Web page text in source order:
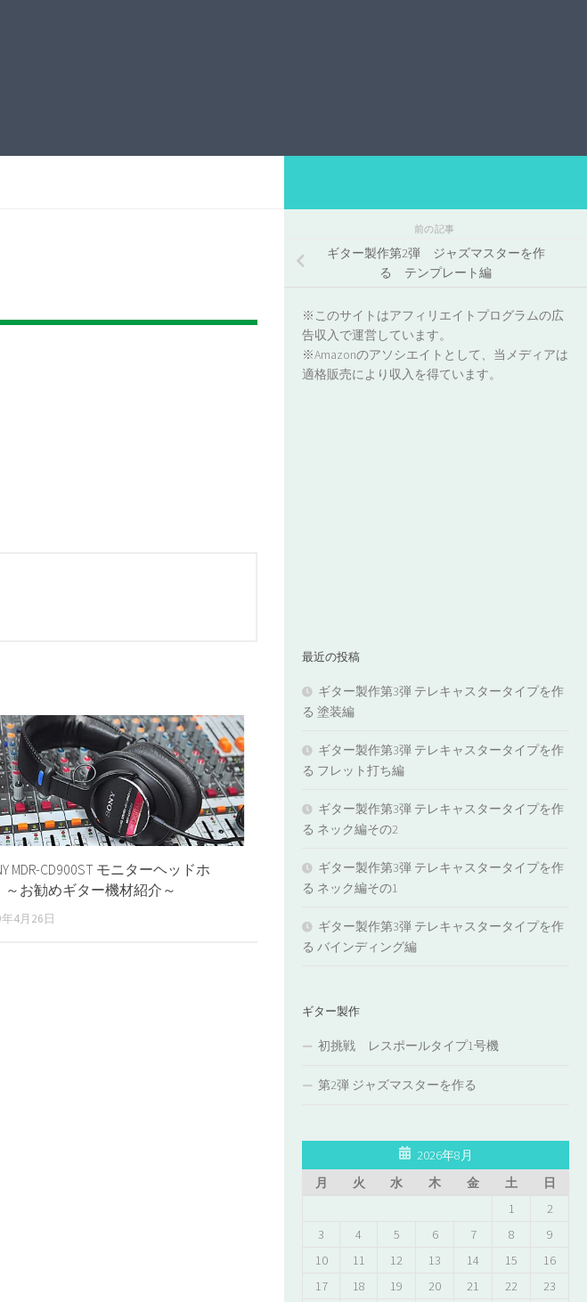
MDR-CD900ST モニターヘッドホ
お勧めギター機材紹介～
4月26日
前の記事
ギター製作第2弾 ジャズマスターを作
る テンプレート編
※このサイトはアフィリエイトプログラムの広
告収入で運営しています。
※Amazonのアソシエイトとして、当メディアは
適格販売により収入を得ています。
最近の投稿
ギター製作第3弾 テレキャスタータイプを作
る 塗装編
ギター製作第3弾 テレキャスタータイプを作
る フレット打ち編
ギター製作第3弾 テレキャスタータイプを作
る ネック編その2
ギター製作第3弾 テレキャスタータイプを作
る ネック編その1
ギター製作第3弾 テレキャスタータイプを作
る バインディング編
ギター製作
初挑戦 レスポールタイプ1号機
第2弾 ジャズマスターを作る
2026年8月
月
火 水 木 金 土
日
1
2
3
4 5 6 7 8
9
10
11 12 13 14 15
16
17
18 19 20 21 22
23